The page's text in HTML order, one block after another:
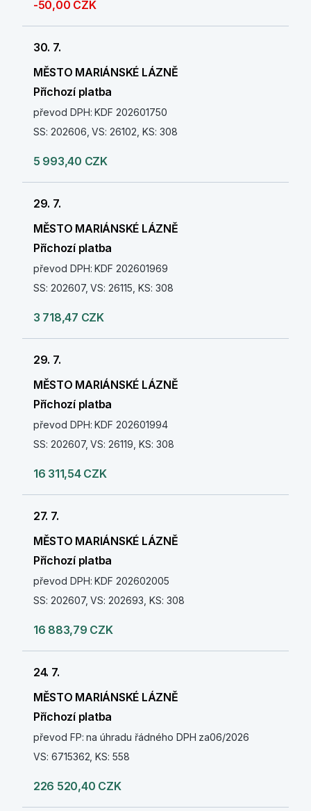
-50,00 CZK
30. 7.
MĚSTO MARIÁNSKÉ LÁZNĚ
Příchozí platba
převod DPH: KDF 202601750
SS: 202606, VS: 26102, KS: 308
5 993,40 CZK
29. 7.
MĚSTO MARIÁNSKÉ LÁZNĚ
Příchozí platba
převod DPH: KDF 202601969
SS: 202607, VS: 26115, KS: 308
3 718,47 CZK
29. 7.
MĚSTO MARIÁNSKÉ LÁZNĚ
Příchozí platba
převod DPH: KDF 202601994
SS: 202607, VS: 26119, KS: 308
16 311,54 CZK
27. 7.
MĚSTO MARIÁNSKÉ LÁZNĚ
Příchozí platba
převod DPH: KDF 202602005
SS: 202607, VS: 202693, KS: 308
16 883,79 CZK
24. 7.
MĚSTO MARIÁNSKÉ LÁZNĚ
Příchozí platba
převod FP: na úhradu řádného DPH za06/2026
VS: 6715362, KS: 558
226 520,40 CZK